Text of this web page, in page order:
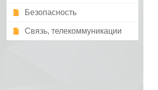
Безопасность
Связь, телекоммуникации